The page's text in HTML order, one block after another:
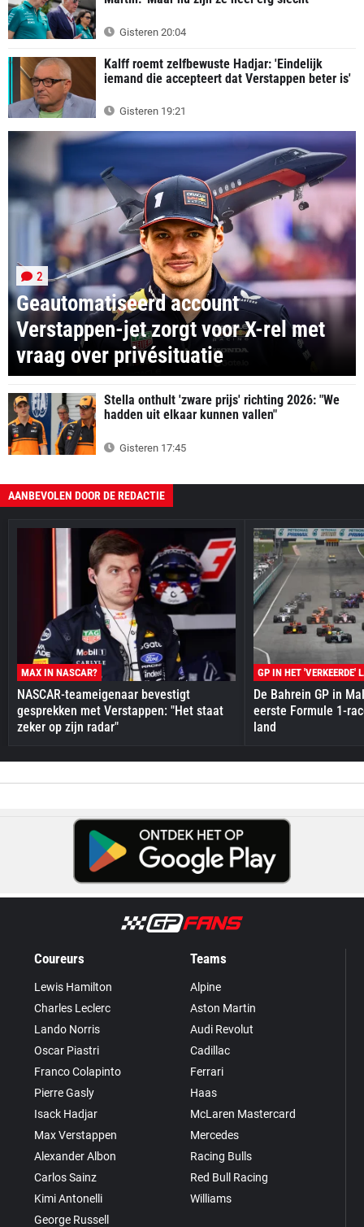
Gisteren 20:04
Kalff roemt zelfbewuste Hadjar: 'Eindelijk
iemand die accepteert dat Verstappen beter is'
Gisteren 19:21
Geautomatiseerd account
Verstappen-jet zorgt voor X-rel met
vraag over privésituatie
2
Stella onthult 'zware prijs' richting 2026: "We
hadden uit elkaar kunnen vallen"
Gisteren 17:45
AANBEVOLEN DOOR DE REDACTIE
MAX IN NASCAR?
NASCAR-teameigenaar bevestigt
gesprekken met Verstappen: "Het staat
zeker op zijn radar"
GP IN HET 'VERKEERDE'
De Bahrein GP in
eerste Formule 1-
land
Coureurs
Lewis Hamilton
Charles Leclerc
Lando Norris
Oscar Piastri
Franco Colapinto
Pierre Gasly
Isack Hadjar
Max Verstappen
Alexander Albon
Carlos Sainz
Kimi Antonelli
George Russell
Teams
Alpine
Aston Martin
Audi Revolut
Cadillac
Ferrari
Haas
McLaren Mastercard
Mercedes
Racing Bulls
Red Bull Racing
Williams